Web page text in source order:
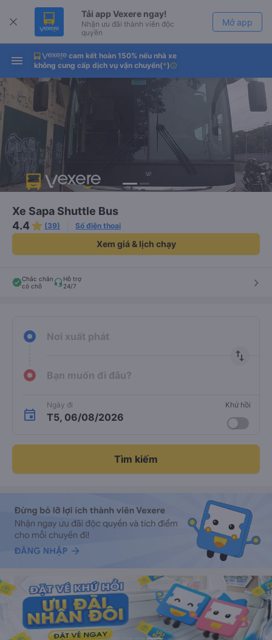
Tải app Vexere ngay!
Nhận ưu đãi thành viên độc
quyền
Mở app
Tải app Vexere
-30k/ghế khi đặt vé máy bay qua
app
cam kết hoàn 150% nếu nhà xe
không cung cấp dịch vụ vận chuyển(*)info
Xe Sapa Shuttle Bus
4.4
(39) Số điện thoại
Xem giá & lịch chạy
Chắc chắn
có chỗ
Hỗ trợ
24/7
keyboard_arrow_right
Nơi xuất phát
import_export
Bạn muốn đi đâu?
Ngày đi
T5, 06/08/2026
Khứ hồi
Tìm kiếm